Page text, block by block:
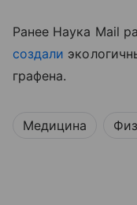
Ранее Наука Mail
создали
графена.
Медицина